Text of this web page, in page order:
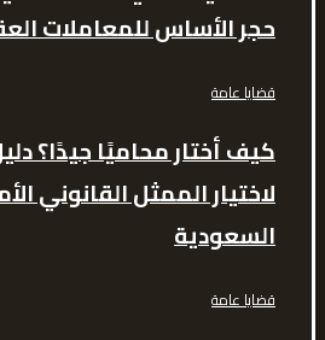
حجر الأساس للمعاملات
قضايا عامة
كيف أختار محاميًا جيدًا؟
لاختيار الممثل القانوني
السعودية
قضايا عامة